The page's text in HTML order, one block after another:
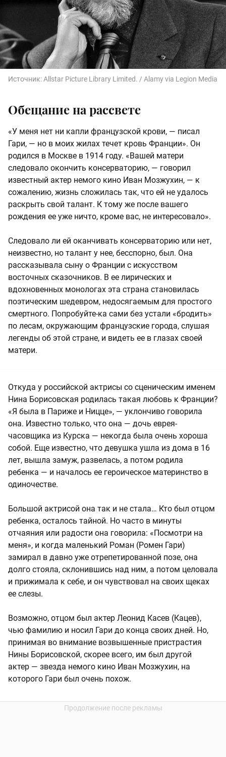
Источник:Allstar Picture Library Limited. / Alamy via Legion Media
Обещание на рассвете
«У меня нет ни капли французской крови, — писал
Гари, — но в моих жилах течет кровь Франции». Он
родился в Москве в 1914 году. «Вашей матери
следовало окончить консерваторию, — говорил
известный актер немого кино Иван Мозжухин, — к
сожалению, жизнь сложилась так, что ей не удалось
раскрыть свой талант. К тому же после вашего
рождения ее уже ничто, кроме вас, не интересовало».
Следовало ли ей оканчивать консерваторию или нет,
неизвестно, но талант у нее, бесспорно, был. Она
рассказывала сыну о Франции с искусством
восточных сказочников. В ее лирических и
вдохновенных монологах эта страна становилась
поэтическим шедевром, недосягаемым для простого
смертного. Попробуйте-ка сами без устали «бродить»
по лесам, окружающим французские города, слушая
легенды об этой стране, и видеть ее в глазах своей
матери.
Откуда у российской актрисы со сценическим именем
Нина Борисовская родилась такая любовь к Франции?
«Я была в Париже и Ницце», — уклончиво говорила
она. Известно только, что она — дочь еврея-
часовщика из Курска — некогда была очень хороша
собой. Еще известно, что девушка ушла из дома в 16
лет, вышла замуж, развелась, а потом родила
ребенка — и началось ее героическое материнство в
одиночестве.
Большой актрисой она так и не стала… Кто был отцом
ребенка, осталось тайной. Но часто в минуты
отчаяния или радости она говорила: «Посмотри на
меня», и когда маленький Роман (Ромен Гари)
замирал в давно уже отрепетированной позе, она
долго стояла, склонившись над ним, а потом целовала
и прижимала к себе, и он чувствовал на своих щеках
ее слезы.
Возможно, отцом был актер Леонид Касев (Кацев),
чью фамилию и носил Гари до конца своих дней. Но,
принимая во внимание возвышенные пристрастия
Нины Борисовской, скорее всего, им был другой
актер — звезда немого кино Иван Мозжухин, на
которого Гари был очень похож.